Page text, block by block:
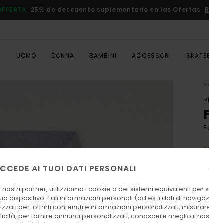
25% de descuento suplementario en las Ofertas
UOMO DONNA BAMBINI ACCESSORI
AI TUOI DATI PERSONALI
partner, utilizziamo i cookie o dei sistemi equivalenti
dispositivo. Tali informazioni personali (ad es. i dati di
per: offrirti contenuti e informazioni personalizzati,
per fornire annunci personalizzati, conoscere meglio il